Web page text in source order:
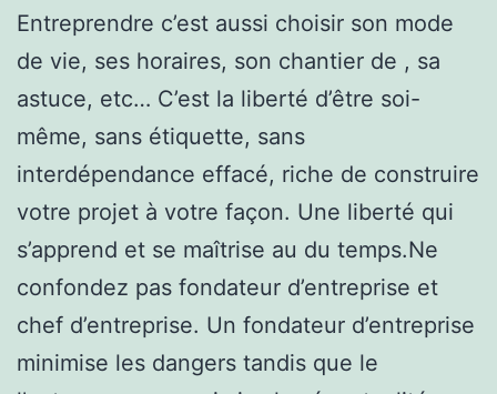
Entreprendre c’est aussi choisir son mode
de vie, ses horaires, son chantier de , sa
astuce, etc… C’est la liberté d’être soi-
même, sans étiquette, sans
interdépendance effacé, riche de construire
votre projet à votre façon. Une liberté qui
s’apprend et se maîtrise au du temps.Ne
confondez pas fondateur d’entreprise et
chef d’entreprise. Un fondateur d’entreprise
minimise les dangers tandis que le